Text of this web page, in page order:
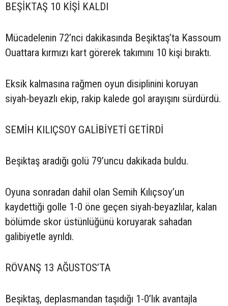
BEŞİKTAŞ 10 KİŞİ KALDI
Mücadelenin 72’nci dakikasında Beşiktaş’ta Kassoum
Ouattara kırmızı kart görerek takımını 10 kişi bıraktı.
Eksik kalmasına rağmen oyun disiplinini koruyan
siyah-beyazlı ekip, rakip kalede gol arayışını sürdürdü.
SEMİH KILIÇSOY GALİBİYETİ GETİRDİ
Beşiktaş aradığı golü 79’uncu dakikada buldu.
Oyuna sonradan dahil olan Semih Kılıçsoy’un
kaydettiği golle 1-0 öne geçen siyah-beyazlılar, kalan
bölümde skor üstünlüğünü koruyarak sahadan
galibiyetle ayrıldı.
RÖVANŞ 13 AĞUSTOS’TA
Beşiktaş, deplasmandan taşıdığı 1-0’lık avantajla